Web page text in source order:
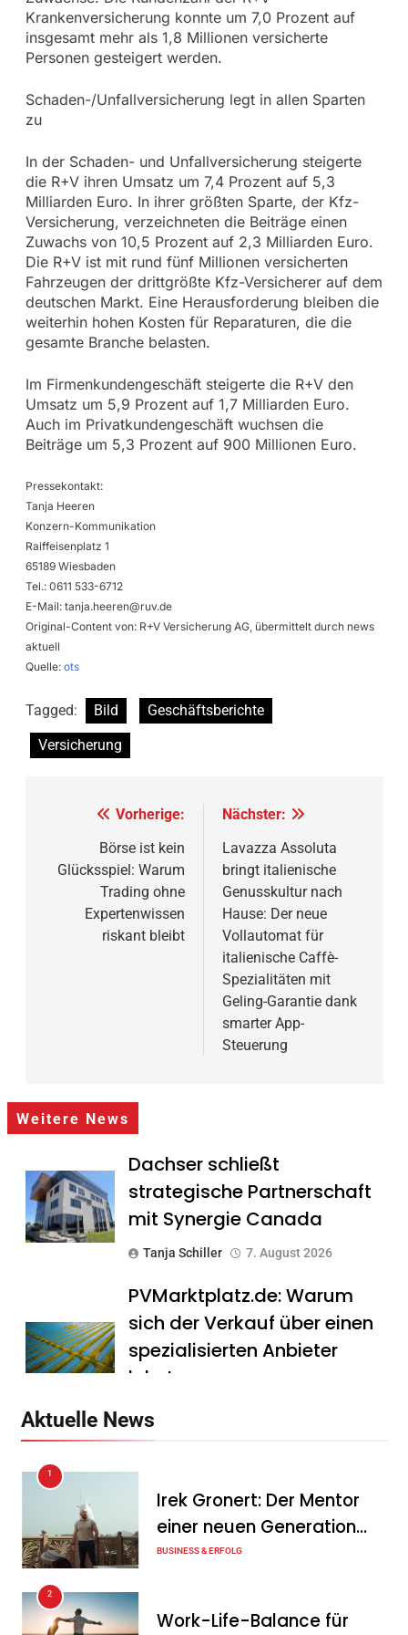
Krankenversicherung konnte um 7,0 Prozent auf
insgesamt mehr als 1,8 Millionen versicherte
Personen gesteigert werden.
Schaden-/Unfallversicherung legt in allen Sparten
zu
In der Schaden- und Unfallversicherung steigerte
die R+V ihren Umsatz um 7,4 Prozent auf 5,3
Milliarden Euro. In ihrer größten Sparte, der Kfz-
Versicherung, verzeichneten die Beiträge einen
Zuwachs von 10,5 Prozent auf 2,3 Milliarden Euro.
Die R+V ist mit rund fünf Millionen versicherten
Fahrzeugen der drittgrößte Kfz-Versicherer auf dem
deutschen Markt. Eine Herausforderung bleiben die
weiterhin hohen Kosten für Reparaturen, die die
gesamte Branche belasten.
Im Firmenkundengeschäft steigerte die R+V den
Umsatz um 5,9 Prozent auf 1,7 Milliarden Euro.
Auch im Privatkundengeschäft wuchsen die
Beiträge um 5,3 Prozent auf 900 Millionen Euro.
Pressekontakt:
Tanja Heeren
Konzern-Kommunikation
Raiffeisenplatz 1
65189 Wiesbaden
Tel.: 0611 533-6712
E-Mail: tanja.heeren@ruv.de
Original-Content von: R+V Versicherung AG, übermittelt durch news
aktuell
Quelle: ots
Tagged: Bild
Geschäftsberichte
Versicherung
Beitragsnavigation
Vorherige:
Börse ist kein
Glücksspiel: Warum
Trading ohne
Expertenwissen
riskant bleibt
Nächster:
Lavazza Assoluta
bringt italienische
Genusskultur nach
Hause: Der neue
Vollautomat für
italienische Caffè-
Spezialitäten mit
Geling-Garantie dank
smarter App-
Steuerung
Weitere News
Dachser schließt
strategische Partnerschaft
mit Synergie Canada
Tanja Schiller 7. August 2026
PVMarktplatz.de: Warum
sich der Verkauf über einen
spezialisierten Anbieter
lohnt
Mitarbeitergespräch pro
Jahr nichts verändert – und
was stattdessen
Verbindlichkeit schafft
Tanja Schiller 7. August 2026
Aktuelle News
1
Irek Gronert: Der Mentor
einer neuen Generation
von Unternehmern
BUSINESS & ERFOLG
2
Work-Life-Balance für